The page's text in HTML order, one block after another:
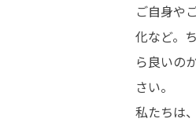
ご自身や
化など。
ら良いの
さい。
私たちは